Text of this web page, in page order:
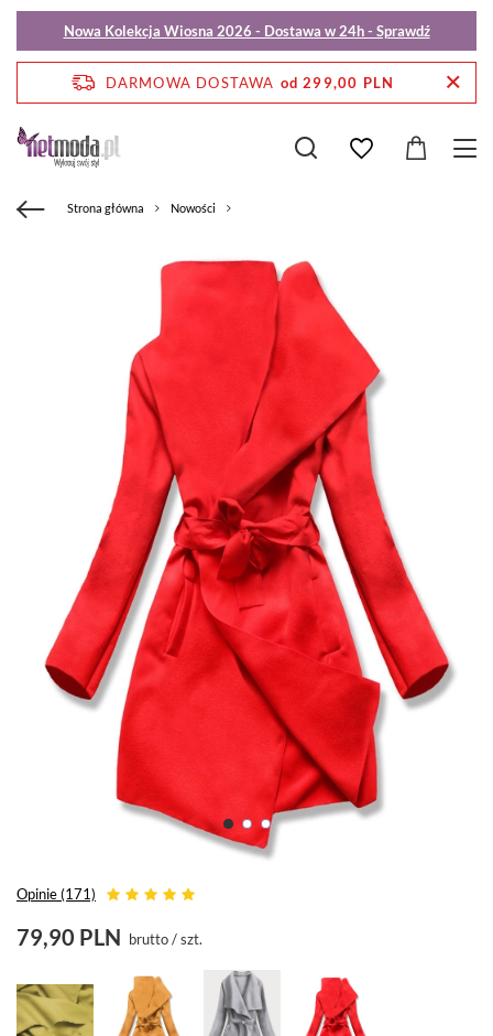
Nowa Kolekcja Wiosna 2026 - Dostawa w 24h - Sprawdź
DARMOWA DOSTAWA od 299,00 PLN
Strona główna Nowości
Opinie (171)
79,90 PLN brutto/szt.